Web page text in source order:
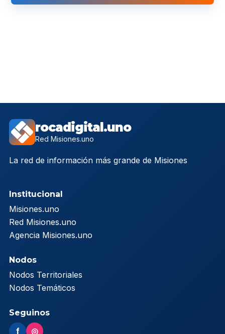
rocadigital.uno
Red Misiones.uno
La red de información más grande de Misiones
Institucional
Misiones.uno
Red Misiones.uno
Agencia Misiones.uno
Nodos
Nodos Territoriales
Nodos Temáticos
Seguinos
f ◎